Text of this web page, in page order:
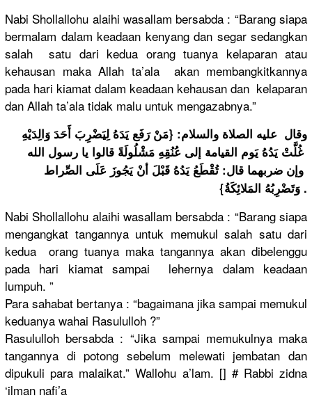
Nabi Shollallohu alaihi wasallam bersabda : “Barang siapa
bermalam dalam keadaan kenyang dan segar sedangkan
salah satu dari kedua orang tuanya kelaparan atau
kehausan maka Allah ta’ala akan membangkitkannya
pada hari kiamat dalam keadaan kehausan dan kelaparan
dan Allah ta’ala tidak malu untuk mengazabnya.”
وقال عليه الصلاة والسلام: {مَنْ رَفَع يَدَهُ لِيَضْرِبَ أَحَدَ وَالِدَيْهِ
غُلَّتْ يَدُهُ يَوم القيامة إلى عُنُقِهِ مَشْلُولَةً قالوا يا رسول الله
وإن ضربهما قال: تُقْطَعُ يَدُهُ قَبْلَ أنْ يَجُوزَ عَلَى الصِّراط
وَتَضْرِبُهُ المَلائِكَةُ}.
Nabi Shollallohu alaihi wasallam bersabda : “Barang siapa
mengangkat tangannya untuk memukul salah satu dari
kedua orang tuanya maka tangannya akan dibelenggu
pada hari kiamat sampai lehernya dalam keadaan
lumpuh. ”
Para sahabat bertanya : “bagaimana jika sampai memukul
keduanya wahai Rasululloh ?”
Rasululloh bersabda : “Jika sampai memukulnya maka
tangannya di potong sebelum melewati jembatan dan
dipukuli para malaikat.” Wallohu a’lam. [] # Rabbi zidna
‘ilman nafi’a